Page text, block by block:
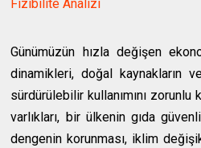
Fizibilite Analizi
Günümüzün hızla değişen
dinamikleri, doğal kaynakların
sürdürülebilir kullanımını zorunlu
varlıkları, bir ülkenin gıda
dengenin korunması, iklim